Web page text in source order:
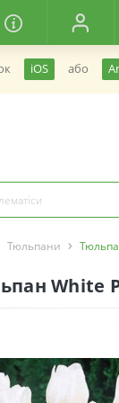
iOS або
Тюльпани
White